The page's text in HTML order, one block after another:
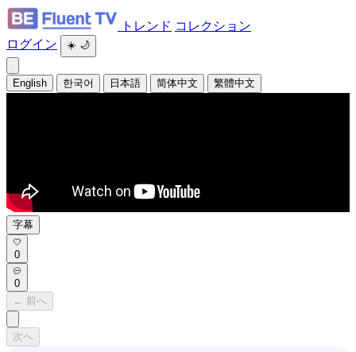
トレンド コレクション
ログイン
☀️ 🌙
English 한국어 日本語 简体中文 繁體中文
字幕
0
0
← 前へ
次へ